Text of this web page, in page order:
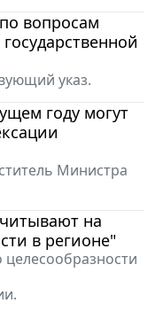
вопросам
указ.
году могут
Министра
на
в регионе"